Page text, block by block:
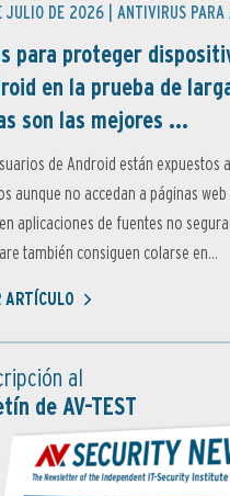
JULIO DE 2026 | ANTIVIRUS PARA
para proteger
en la prueba de
son las mejores ...
de Android están expuestos
aunque no accedan a páginas
aplicaciones de fuentes no
también consiguen colarse en...
ARTÍCULO
al
de AV-TEST